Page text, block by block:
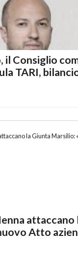
il Consiglio
TARI,
attaccano
Atto